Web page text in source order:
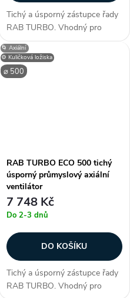
Tichý a úsporný zástupce řady
RAB TURBO. Vhodný pro
průměr potrubí 400, 410 mm.
Využitelný k umístění do hal,
garáží, servisech, skladech,
obchodech, barech a dalších
⚙️ Kuličková ložiska
🌀 Axiální
⌀ 500
RAB TURBO ECO 500 tichý
úsporný průmyslový axiální
ventilátor
7 748 Kč
Do 2-3 dnů
DO KOŠÍKU
Tichý a úsporný zástupce řady
RAB TURBO. Vhodný pro